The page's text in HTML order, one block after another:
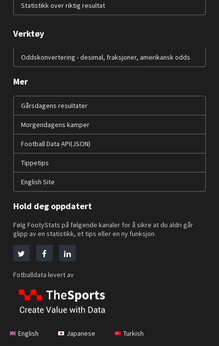
Statistikk over riktig resultat
Verktøy
Oddskonvertering - desimal, fraksjoner, amerikansk odds
Mer
Gårsdagens resultater
Morgendagens kamper
Football Data API(JSON)
Tippetips
English Site
Hold deg oppdatert
Følg FootyStats på følgende kanaler for å sikre at du aldri går
glipp av en statistikk, et tips eller en ny funksjon.
Fotballdata levert av
English Japanese Turkish